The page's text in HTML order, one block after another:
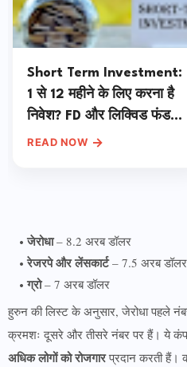
Short Term Investment:
1 से 12 महीने के लिए करना है
निवेश? FD और लिक्विड फंड
समेत ये 3 विकल्प देंगे बंपर रिटर्न
READ NOW →
जेरोधा– 8.2 अरब डॉलर
रेजरपे और लेंसकार्ट– 7.5 अरब डॉलर
ग्रो– 7 अरब डॉलर
हुरुन की लिस्ट के अनुसार, जेरोधा पहले
क्रमशः दूसरे और तीसरे नंबर पर हैं। ये
अधिक लोगों को रोजगारप्रदान करती हैं।